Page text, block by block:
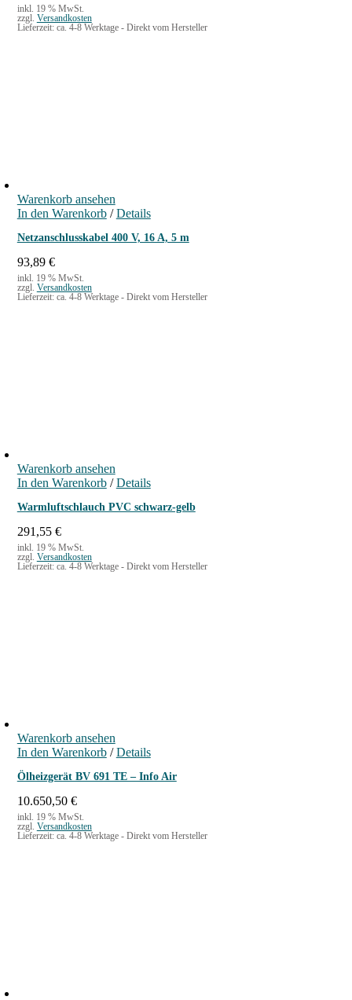
inkl. 19 % MwSt.
zzgl. Versandkosten
Lieferzeit: ca. 4-8 Werktage - Direkt vom Hersteller
Warenkorb ansehen
In den Warenkorb / Details
Netzanschlusskabel 400 V, 16 A, 5 m
93,89 €
inkl. 19 % MwSt.
zzgl. Versandkosten
Lieferzeit: ca. 4-8 Werktage - Direkt vom Hersteller
Warenkorb ansehen
In den Warenkorb / Details
Warmluftschlauch PVC schwarz-gelb
291,55 €
inkl. 19 % MwSt.
zzgl. Versandkosten
Lieferzeit: ca. 4-8 Werktage - Direkt vom Hersteller
Warenkorb ansehen
In den Warenkorb / Details
Ölheizgerät BV 691 TE – Info Air
10.650,50 €
inkl. 19 % MwSt.
zzgl. Versandkosten
Lieferzeit: ca. 4-8 Werktage - Direkt vom Hersteller